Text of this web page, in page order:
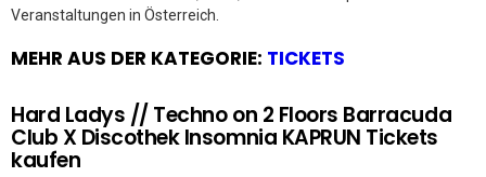
Veranstaltungen in Österreich.
MEHR AUS DER KATEGORIE: TICKETS
Hard Ladys // Techno on 2 Floors Barracuda
Club X Discothek Insomnia KAPRUN Tickets
kaufen